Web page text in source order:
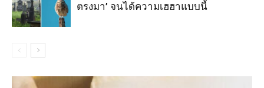
ตรงมา’ จนได้ความเฮฮาแบบนี้